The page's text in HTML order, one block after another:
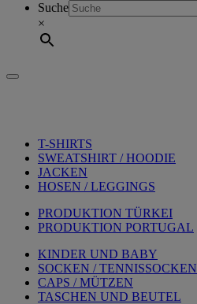
Suche
×
T-SHIRTS
SWEATSHIRT / HOODIE
JACKEN
HOSEN / LEGGINGS
PRODUKTION TÜRKEI
PRODUKTION PORTUGAL
KINDER UND BABY
SOCKEN / TENNISSOCKEN
CAPS / MÜTZEN
TASCHEN UND BEUTEL